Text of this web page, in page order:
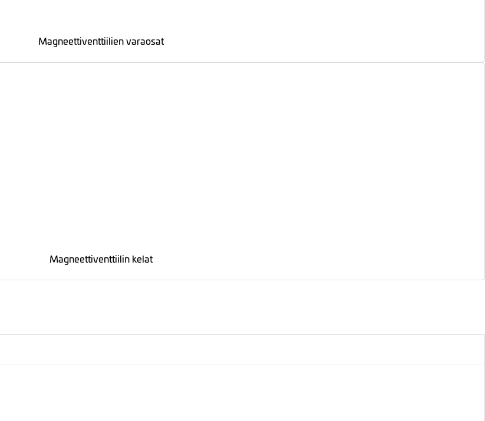
Magneettiventtiilien varaosat
Magneettiventtiilin kelat